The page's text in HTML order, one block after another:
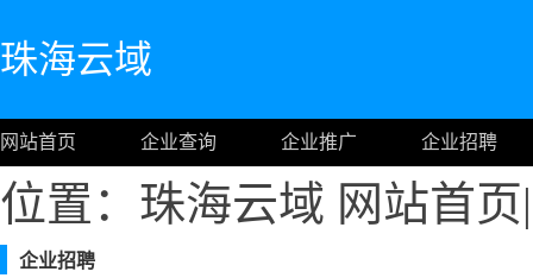
珠海云域
网站首页 企业查询 企业推广 企业招聘
位置：珠海云域 网站首页|
企业招聘